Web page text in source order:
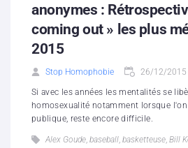
anonymes :
coming out » les plus
2015
Stop Homophobie 26/12/2015
Si avec les années les mentalités se
homosexualité notamment lorsque
publique, reste encore difficile.
Alex Goude, baseball, basketteuse, Bill